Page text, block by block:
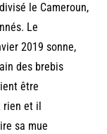
le Cameroun,
Le
2019 sonne,
des brebis
être
rien et il
sa mue